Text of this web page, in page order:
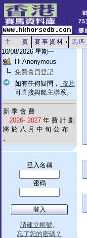
主 頁 賽 事 資 料 馬 匹
10/08/2026 星期一
Hi Anonymous
免費會員登記
如有任何疑問， 按此
可直接與船主聯系。
新 季 會 費
2026- 2027 年 費 計 劃
將 於 八 月 中 旬 公 布
。
登入名稱
密碼
請建立帳號。
忘了您的密碼？